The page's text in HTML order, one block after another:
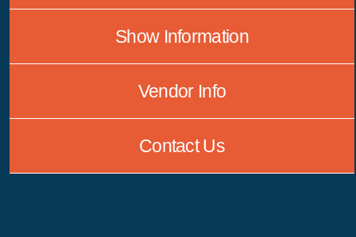
Show Information
Vendor Info
Contact Us